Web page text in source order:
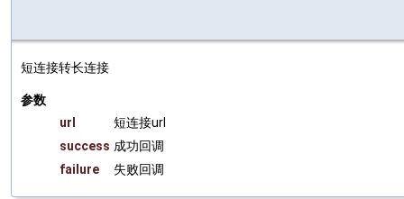
短连接转长连接
参数
url
短连接url
success 成功回调
failure
失败回调